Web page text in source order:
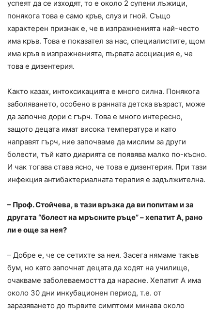
успеят да се изходят, то е около 2 супени лъжици,
понякога това е само кръв, слуз и гной. Също
характерен признак е, че в изпражненията най-често
има кръв. Това е показател за нас, специалистите, щом
има кръв в изпражненията, първата асоциация е, че
това е дизентерия.
Както казах, интоксикацията е много силна. Понякога
заболяването, особено в ранната детска възраст, може
да започне дори с гърч. Това е много интересно,
защото децата имат висока температура и като
направят гърч, ние започваме да мислим за други
болести, тъй като диарията се появява малко по-късно.
И чак тогава става ясно, че това е дизентерия. При тази
инфекция антибактериалната терапия е задължителна.
– Проф. Стойчева, в тази връзка да ви попитам и за
другата “болест на мръсните ръце” – хепатит А, рано
ли е още за нея?
– Добре е, че се сетихте за нея. Засега нямаме такъв
бум, но като започнат децата да ходят на училище,
очакваме заболеваемостта да нарасне. Хепатит А има
около 30 дни инкубационен период, т.е. от
заразяването до първите симптоми минава около